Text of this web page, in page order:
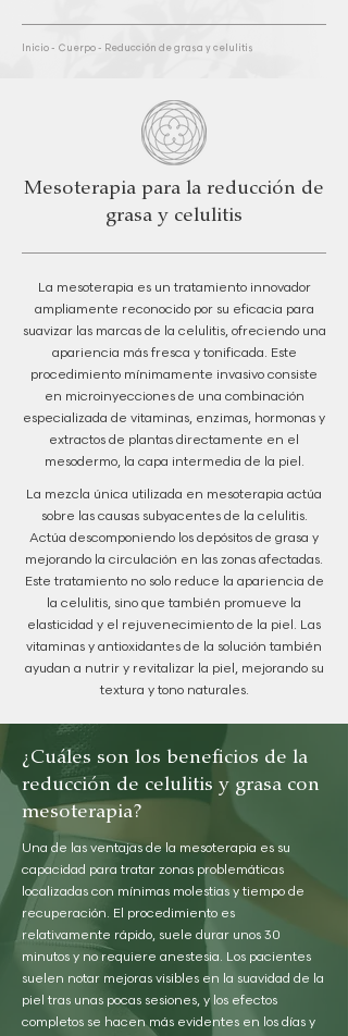
Inicio- Cuerpo- Reducción de grasa y celulitis
Mesoterapia para la reducción de
grasa y celulitis
La mesoterapia es un tratamiento innovador
ampliamente reconocido por su eficacia para
suavizar las marcas de la celulitis, ofreciendo una
apariencia más fresca y tonificada. Este
procedimiento mínimamente invasivo consiste
en microinyecciones de una combinación
especializada de vitaminas, enzimas, hormonas y
extractos de plantas directamente en el
mesodermo, la capa intermedia de la piel.
La mezcla única utilizada en mesoterapia actúa
sobre las causas subyacentes de la celulitis.
Actúa descomponiendo los depósitos de grasa y
mejorando la circulación en las zonas afectadas.
Este tratamiento no solo reduce la apariencia de
la celulitis, sino que también promueve la
elasticidad y el rejuvenecimiento de la piel. Las
vitaminas y antioxidantes de la solución también
ayudan a nutrir y revitalizar la piel, mejorando su
textura y tono naturales.
¿Cuáles son los beneficios de la
reducción de celulitis y grasa con
mesoterapia?
Una de las ventajas de la mesoterapia es su
capacidad para tratar zonas problemáticas
localizadas con mínimas molestias y tiempo de
recuperación. El procedimiento es
relativamente rápido, suele durar unos 30
minutos y no requiere anestesia. Los pacientes
suelen notar mejoras visibles en la suavidad de la
piel tras unas pocas sesiones, y los efectos
completos se hacen más evidentes en los días y